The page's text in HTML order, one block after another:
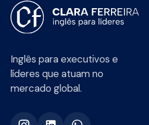
Inglês para executivos e
líderes que atuam no
mercado global.